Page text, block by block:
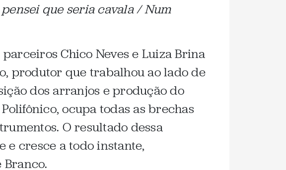
que seria cavala / Num
Chico Neves e Luiza Brina
produtor que trabalhou ao lado de
dos arranjos e produção do
ocupa todas as brechas
O resultado dessa
e cresce a todo instante,
Branco.